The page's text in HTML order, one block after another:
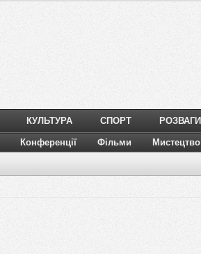
КУЛЬТУРА СПОРТ РОЗВАГИ
Конференції Фільми Мистецтво